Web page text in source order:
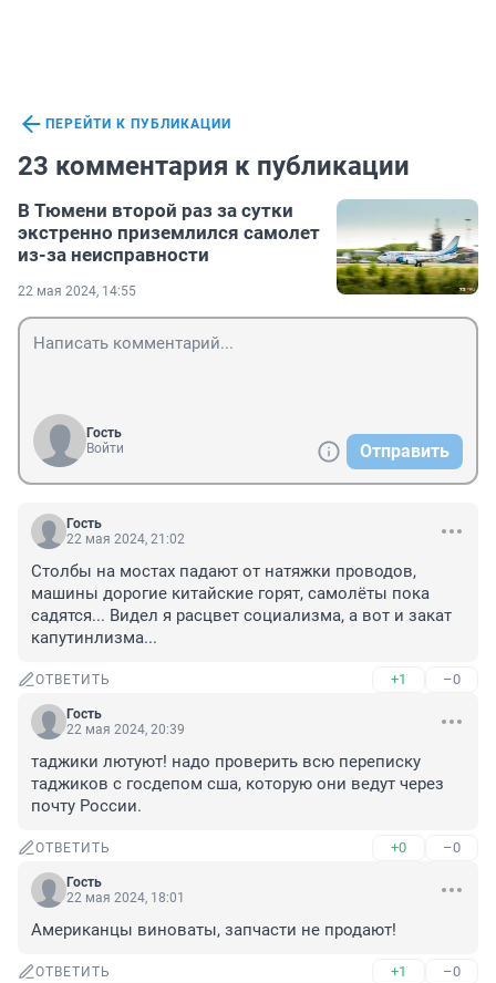
ПЕРЕЙТИ К ПУБЛИКАЦИИ
23 комментария к публикации
В Тюмени второй раз за сутки
экстренно приземлился самолет
из-за неисправности
22 мая 2024, 14:55
Гость
Войти
Отправить
Гость
22 мая 2024, 21:02
Столбы на мостах падают от натяжки проводов,
машины дорогие китайские горят, самолёты пока
садятся... Видел я расцвет социализма, а вот и закат
капутинлизма...
ОТВЕТИТЬ +1 –0
Гость
22 мая 2024, 20:39
таджики лютуют! надо проверить всю переписку
таджиков с госдепом сша, которую они ведут через
почту России.
ОТВЕТИТЬ +0 –0
Гость
22 мая 2024, 18:01
Американцы виноваты, запчасти не продают!
ОТВЕТИТЬ +1 –0